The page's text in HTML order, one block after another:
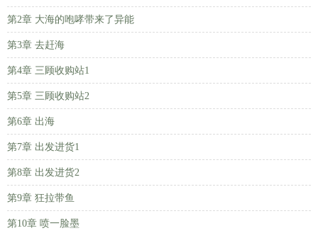
第2章 大海的咆哮带来了异能
第3章 去赶海
第4章 三顾收购站1
第5章 三顾收购站2
第6章 出海
第7章 出发进货1
第8章 出发进货2
第9章 狂拉带鱼
第10章 喷一脸墨